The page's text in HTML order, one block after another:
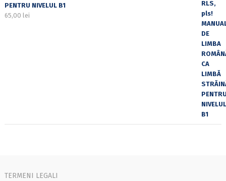
PENTRU NIVELUL B1
65,00 lei
TERMENI LEGALI